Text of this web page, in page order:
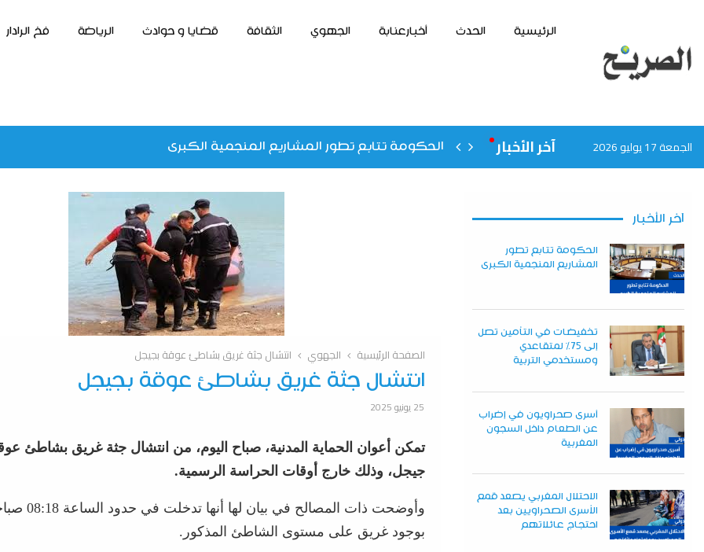
الرئيسية الحدث أخبارعنابة الجهوي الثقافة قضايا و حوادث الرياضة فخ الرادار
الجمعة 17 يوليو 2026 آخر الأخبار الحكومة تتابع تطور المشاريع المنجمية الكبرى
الصفحة الرئيسية الجهوي انتشال جثة غريق بشاطئ عوقة بجيجل
انتشال جثة غريق بشاطئ عوقة بجيجل
25 يونيو 2025
تمكن أعوان الحماية المدنية، صباح اليوم، من انتشال جثة غريق بشاطئ
جيجل، وذلك خارج أوقات الحراسة الرسمية.
وأوضحت ذات
بوجود غريق على مستوى الشاطئ المذكور.
آخر الأخبار
الحكومة تتابع تطور
المشاريع المنجمية الكبرى
تخفيضات في التأمين تصل
إلى 75% لمتقاعدي
ومستخدمي التربية
أسرى صحراويون في إضراب
عن الطعام داخل السجون
المغربية
الاحتلال المغربي يصعد قمع
الأسرى الصحراويين بعد
احتجاج عائلاتهم